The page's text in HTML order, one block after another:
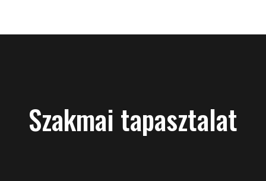
Szakmai tapasztalat